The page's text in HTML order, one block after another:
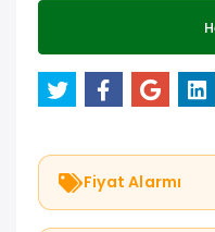
Fiyat Alarmı